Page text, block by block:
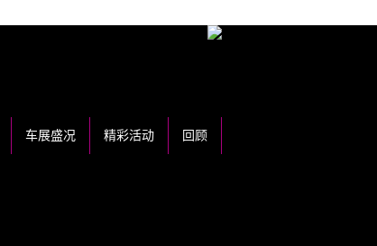
车展盛况 精彩活动 回顾